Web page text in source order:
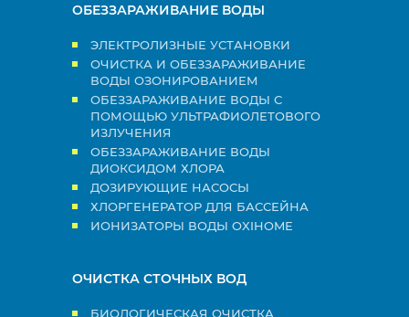
ОБЕЗЗАРАЖИВАНИЕ ВОДЫ
ЭЛЕКТРОЛИЗНЫЕ УСТАНОВКИ
ОЧИСТКА И ОБЕЗЗАРАЖИВАНИЕ
ВОДЫ ОЗОНИРОВАНИЕМ
ОБЕЗЗАРАЖИВАНИЕ ВОДЫ С
ПОМОЩЬЮ УЛЬТРАФИОЛЕТОВОГО
ИЗЛУЧЕНИЯ
ОБЕЗЗАРАЖИВАНИЕ ВОДЫ
ДИОКСИДОМ ХЛОРА
ДОЗИРУЮЩИЕ НАСОСЫ
ХЛОРГЕНЕРАТОР ДЛЯ БАССЕЙНА
ИОНИЗАТОРЫ ВОДЫ OXIHOME
ОЧИСТКА СТОЧНЫХ ВОД
БИОЛОГИЧЕСКАЯ ОЧИСТКА